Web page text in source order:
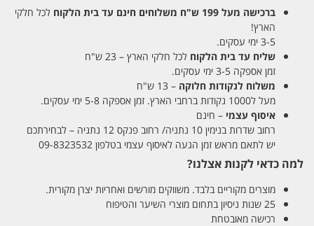
ברכישה מעל 199 ש"ח משלוחים חינם עד בית הלקוח לכל חלקי
הארץ!
3-5 ימי עסקים.
שליח עד בית הלקוח לכל חלקי הארץ – 23 ש"ח
זמן אספקה 3-5 ימי עסקים.
משלוח לנקודות חלוקה – 13 ש"ח
מעל ל1000 נקודות ברחבי הארץ. זמן אספקה 5-8 ימי עסקים.
איסוף עצמי – חינם
רחוב שדרות בנימין 10 נתניה/ רחוב פנקס 12 נתניה – לבחירתכם
יש לתאם מראש זמן הגעה לאיסוף עצמי בטלפון 09-8323532
למה כדאי לקנות אצלנו?
מוצרים מקוריים בלבד. משווקים מורשים ואחריות יצרן מקורית.
25 שנות ניסיון בתחום מוצרי השיער והטיפוח
רכישה מאובטחת